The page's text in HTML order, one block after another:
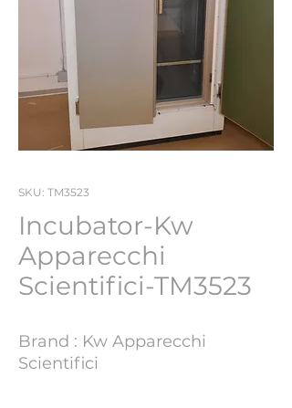
SKU: TM3523
Incubator-Kw
Apparecchi
Scientifici-TM3523
Brand : Kw Apparecchi
Scientifici